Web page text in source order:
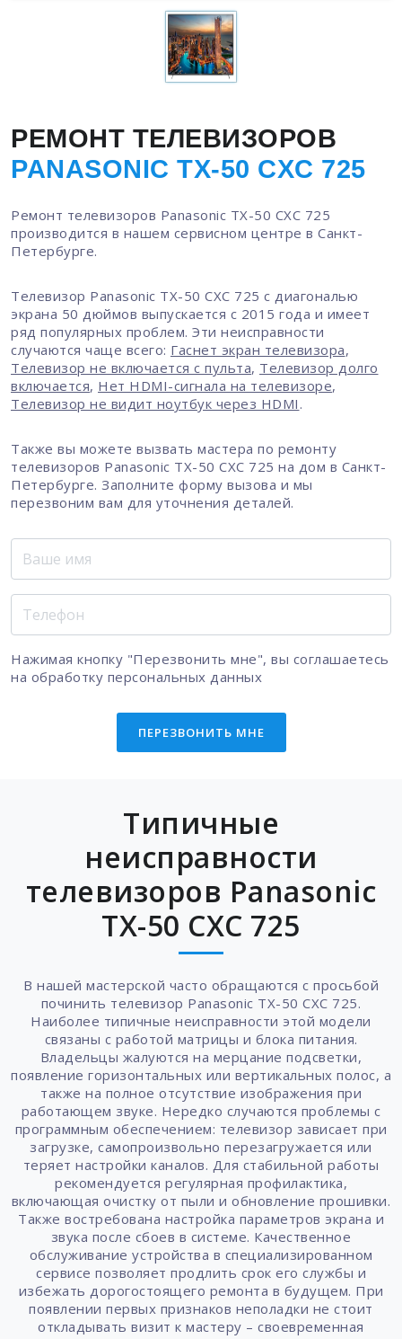
РЕМОНТ ТЕЛЕВИЗОРОВ
PANASONIC TX-50 CXC 725
Ремонт телевизоров Panasonic TX-50 CXC 725
производится в нашем сервисном центре в Санкт-
Петербурге.
Телевизор Panasonic TX-50 CXC 725 с диагональю
экрана 50 дюймов выпускается с 2015 года и имеет
ряд популярных проблем. Эти неисправности
случаются чаще всего: Гаснет экран телевизора,
Телевизор не включается с пульта, Телевизор долго
включается, Нет HDMI-сигнала на телевизоре,
Телевизор не видит ноутбук через HDMI .
Также вы можете вызвать мастера по ремонту
телевизоров Panasonic TX-50 CXC 725 на дом в Санкт-
Петербурге. Заполните форму вызова и мы
перезвоним вам для уточнения деталей.
Нажимая кнопку "Перезвонить мне", вы соглашаетесь
на обработку персональных данных
ПЕРЕЗВОНИТЬ МНЕ
Типичные
неисправности
телевизоров Panasonic
TX-50 CXC 725
В нашей мастерской часто обращаются с просьбой
починить телевизор Panasonic TX-50 CXC 725.
Наиболее типичные неисправности этой модели
связаны с работой матрицы и блока питания.
Владельцы жалуются на мерцание подсветки,
появление горизонтальных или вертикальных полос, а
также на полное отсутствие изображения при
работающем звуке. Нередко случаются проблемы с
программным обеспечением: телевизор зависает при
загрузке, самопроизвольно перезагружается или
теряет настройки каналов. Для стабильной работы
рекомендуется регулярная профилактика,
включающая очистку от пыли и обновление прошивки.
Также востребована настройка параметров экрана и
звука после сбоев в системе. Качественное
обслуживание устройства в специализированном
сервисе позволяет продлить срок его службы и
избежать дорогостоящего ремонта в будущем. При
появлении первых признаков неполадки не стоит
откладывать визит к мастеру – своевременная